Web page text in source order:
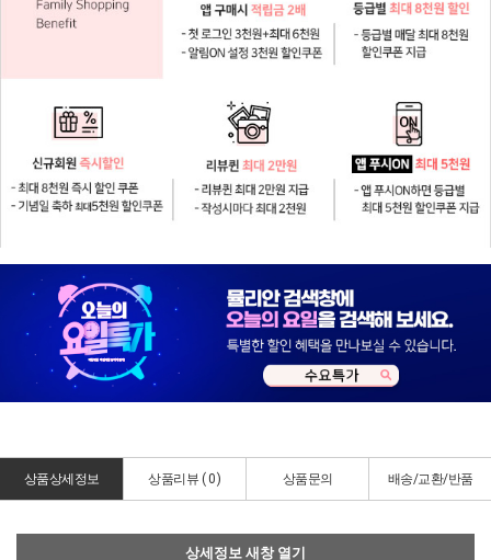
상품상세정보 상품리뷰 (0) 상품문의 배송/교환/반품
상세정보 새창 열기